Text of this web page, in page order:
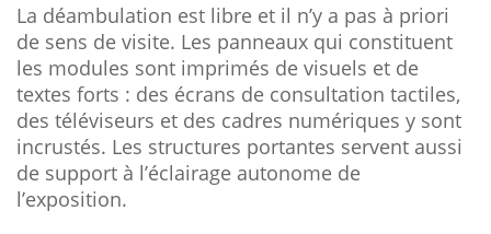
La déambulation est libre et il n’y a pas à priori
de sens de visite. Les panneaux qui constituent
les modules sont imprimés de visuels et de
textes forts : des écrans de consultation tactiles,
des téléviseurs et des cadres numériques y sont
incrustés. Les structures portantes servent aussi
de support à l’éclairage autonome de
l’exposition.